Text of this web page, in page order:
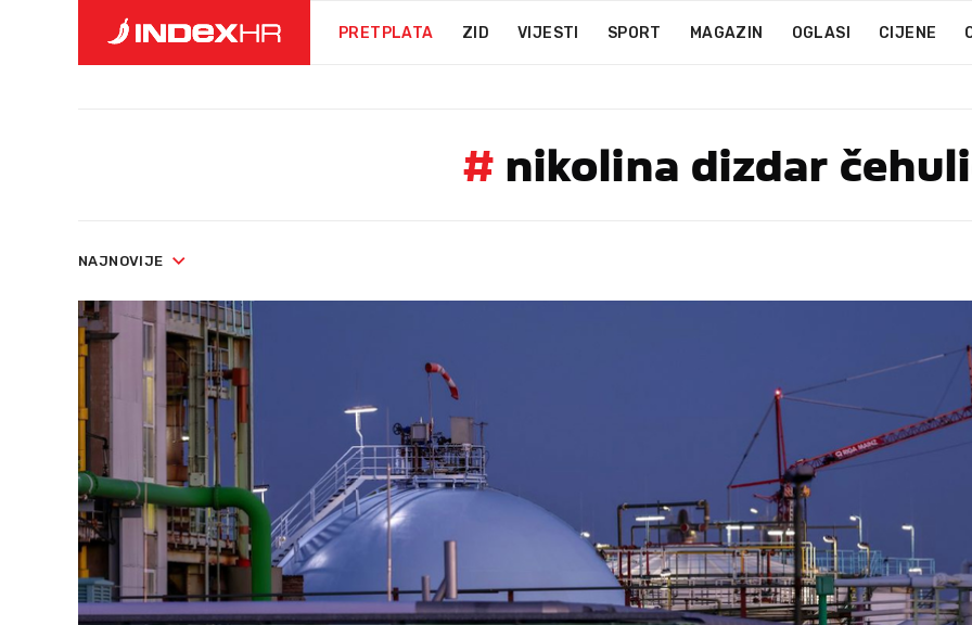
PRETPLATA ZID VIJESTI SPORT MAGAZIN OGLASI CIJENE
# nikolina dizdar
NAJNOVIJE